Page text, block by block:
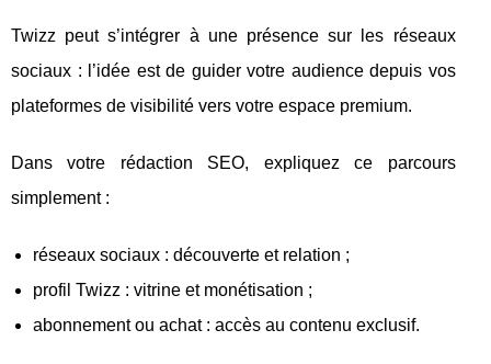
Twizz peut s’intégrer à une présence sur les réseaux
sociaux : l’idée est de guider votre audience depuis vos
plateformes de visibilité vers votre espace premium.
Dans votre rédaction SEO, expliquez ce parcours
simplement :
réseaux sociaux : découverte et relation ;
profil Twizz : vitrine et monétisation ;
abonnement ou achat : accès au contenu exclusif.